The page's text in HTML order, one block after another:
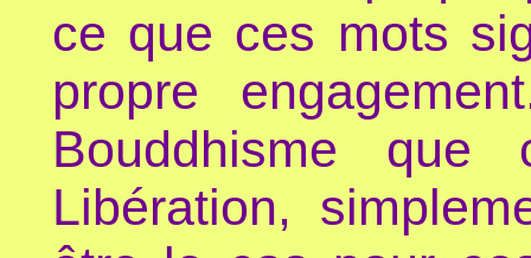
ce que ces mots
propre
Bouddhisme que
Libération,